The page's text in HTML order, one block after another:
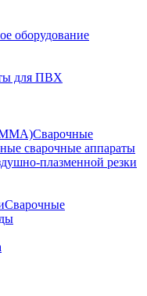
для ПВХ
(ММА)Сварочные
сварочные аппараты
плазменной резки
Сварочные